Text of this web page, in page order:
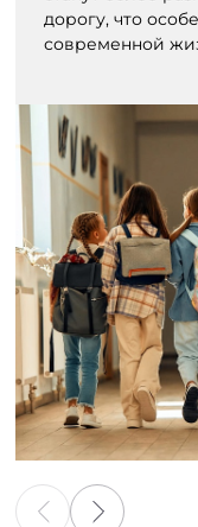
дорогу, что
современной